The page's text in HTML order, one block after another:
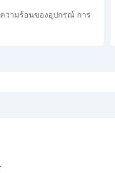
วามร้อนของอุปกรณ์ การ